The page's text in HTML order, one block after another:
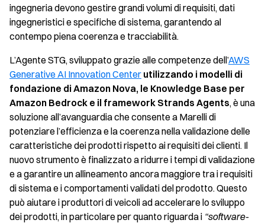
ingegneria devono gestire grandi volumi di requisiti, dati
ingegneristici e specifiche di sistema, garantendo al
contempo piena coerenza e tracciabilità.
L’Agente STG, sviluppato grazie alle competenze dell’AWS
Generative AI Innovation Center utilizzando i modelli di
fondazione di Amazon Nova, le Knowledge Base per
Amazon Bedrock e il framework Strands Agents, è una
soluzione all’avanguardia che consente a Marelli di
potenziare l’efficienza e la coerenza nella validazione delle
caratteristiche dei prodotti rispetto ai requisiti dei clienti. Il
nuovo strumento è finalizzato a ridurre i tempi di validazione
e a garantire un allineamento ancora maggiore tra i requisiti
di sistema e i comportamenti validati del prodotto. Questo
può aiutare i produttori di veicoli ad accelerare lo sviluppo
dei prodotti, in particolare per quanto riguarda i “software-